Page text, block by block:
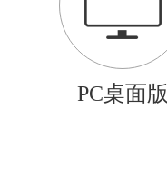
PC桌面版